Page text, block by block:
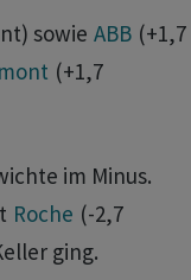
sowie ABB (+1,7
(+1,7
im Minus.
Roche (-2,7
ging.